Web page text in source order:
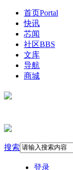
首页Portal
快讯
芯闻
社区BBS
文库
导航
商城
搜索
登录